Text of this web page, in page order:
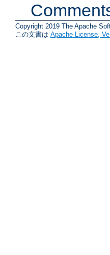
Copyright 2019 The Apache
この文書は Apache License,